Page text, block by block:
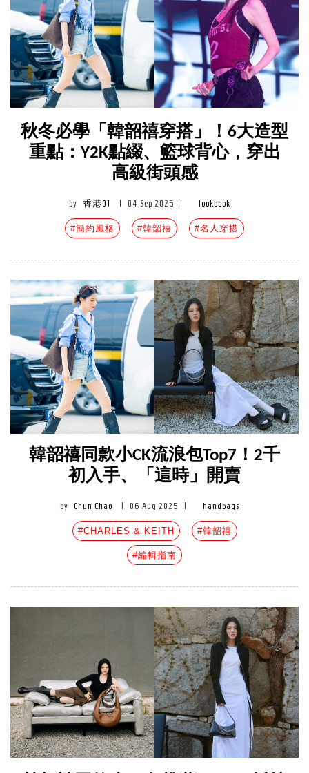
秋冬必學「韓韶禧穿搭」！6大造型
重點：Y2K點綴、籃球背心，穿出
高級街頭感
by 香港01 04 Sep 2025 lookbook
#簡約風格 #韓韶禧 #名人穿搭
韓韶禧同款小CK流浪包Top7！2千
初入手、「這時」開賣
by Chun Chao 06 Aug 2025 handbags
#CHARLES & KEITH #韓韶禧
#編輯指南